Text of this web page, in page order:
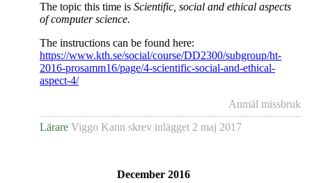
The topic this time is Scientific, social and ethical aspects
of computer science.
The instructions can be found here:
https://www.kth.se/social/course/DD2300/subgroup/ht-
2016-prosamm16/page/4-scientific-social-and-ethical-
aspect-4/
Anmäl missbruk
Lärare Viggo Kann skrev inlägget 2 maj 2017
December 2016